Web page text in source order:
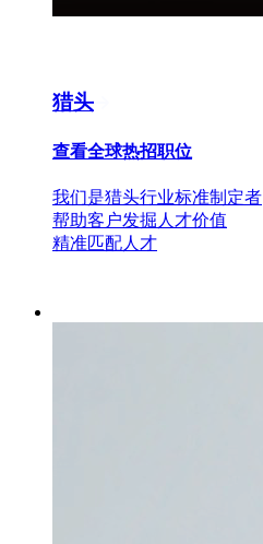
猎头
查看全球热招职位
我们是猎头行业标准制定者
帮助客户发掘人才价值
精准匹配人才